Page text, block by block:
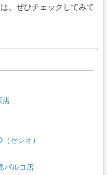
、ぜひチェックしてみて
店
セシオ）
パルコ店